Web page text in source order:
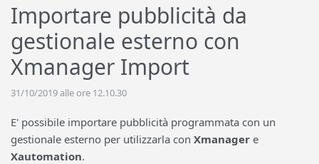
Importare pubblicità da
gestionale esterno con
Xmanager Import
31/10/2019 alle ore 12.10.30
E' possibile importare pubblicità programmata con un
gestionale esterno per utilizzarla con Xmanager e
Xautomation.